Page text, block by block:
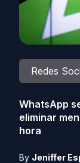
Redes
WhatsApp
eliminar
hora
By Jeniffer